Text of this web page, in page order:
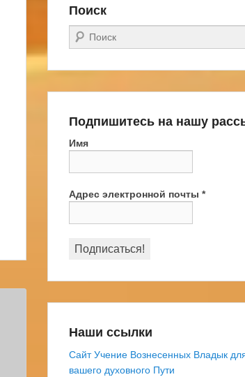
Поиск
Поиск
Подпишитесь на нашу
Имя
Адрес электронной почты *
Наши ссылки
Сайт Учение Вознесенных Владык
вашего духовного Пути